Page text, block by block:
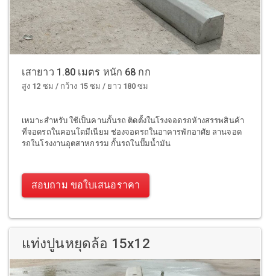
เสายาว 1.80 เมตร หนัก 68 กก
สูง 12 ซม / กว้าง 15 ซม / ยาว 180 ซม
เหมาะสำหรับ ใช้เป็นคานกั้นรถ ติดตั้งในโรงจอดรถห้างสรรพสินค้า
ที่จอดรถในคอนโดมีเนียม ช่องจอดรถในอาคารพักอาศัย ลานจอด
รถในโรงงานอุตสาหกรรม กั้นรถในปั๊มน้ำมัน
สอบถาม ขอใบเสนอราคา
แท่งปูนหยุดล้อ 15x12